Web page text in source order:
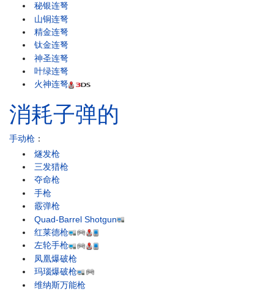
秘银连弩
山铜连弩
精金连弩
钛金连弩
神圣连弩
叶绿连弩
火神连弩
消耗子弹的
手动枪 ：
燧发枪
三发猎枪
夺命枪
手枪
霰弹枪
Quad-Barrel Shotgun
红莱德枪
左轮手枪
凤凰爆破枪
玛瑙爆破枪
维纳斯万能枪